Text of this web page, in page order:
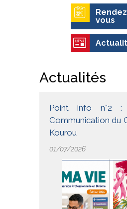
vous
Actualités
Point info n°2 :
Communication du
Kourou
01/07/2026